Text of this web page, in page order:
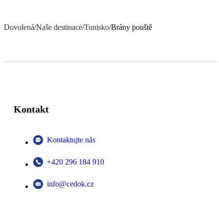
Dovolená/Naše destinace/Tunisko/Brány pouště
Kontakt
Kontaktujte nás
+420 296 184 910
info@cedok.cz